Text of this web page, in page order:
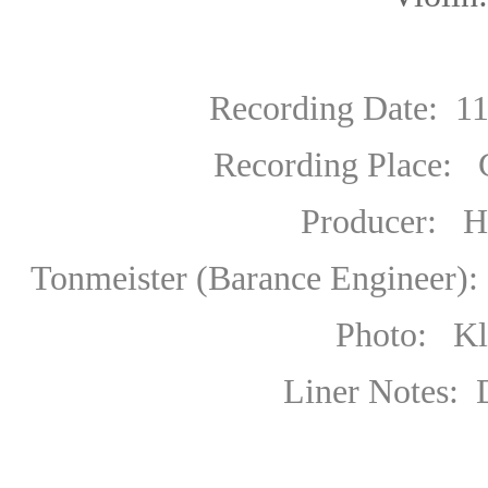
Recording Date: 11
Recording Place:
Producer:
Tonmeister (Barance Engineer):
Photo: Klaus
Liner Notes: